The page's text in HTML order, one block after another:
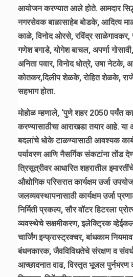
आयोजन करण्यात आले होते. आमदार
नगरसेवक बाळासाहेब बोडके, आदित्य
काळे, विनोद ओरसे, रविंद्र
गणेश बगाडे, योगेश बाचल, अपर्णा
अनिता पवार, विनोद धोत्रे, उषा नेटके,
कोतकर,दिलीप शेळके, रोहित शेळके,
सहभाग होता.
मोहोळ म्हणाले, ‘पुणे शहर 2050 पर्यंत
करण्यासाठीचा आराखडा तयार आहे. या
बदलांचे धोके टाळण्यासाठी आवश्यक
पर्यावरण आणि नैसर्गिक संकटांना तोंड
त्रिसूत्रीवर आधारित शहरातील
औद्योगिक परिसरात कार्यक्षम उर्जा
जलव्यवस्थापनासाठी कार्यक्षम उर्जा
निर्मिती प्रकल्प, सौर वॉटर हिटरला
व्यवस्थेचे सक्षमीकरण, इलेक्ट्रिक व्हेईकल
चार्जिंग इन्फ्रास्ट्रक्चर, बांधकाम
बंधनकारक, जैवविविधतेचे संरक्षण व
आच्छादनात वाढ, विस्तृत भूजल पुर्नभरण